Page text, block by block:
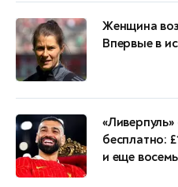
Женщина
Впервые в
бесплатно:
и еще